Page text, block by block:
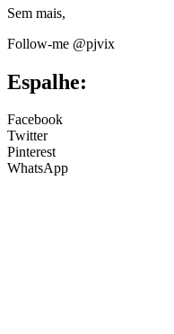
Sem mais,
Follow-me @pjvix
Espalhe:
Facebook
Twitter
Pinterest
WhatsApp